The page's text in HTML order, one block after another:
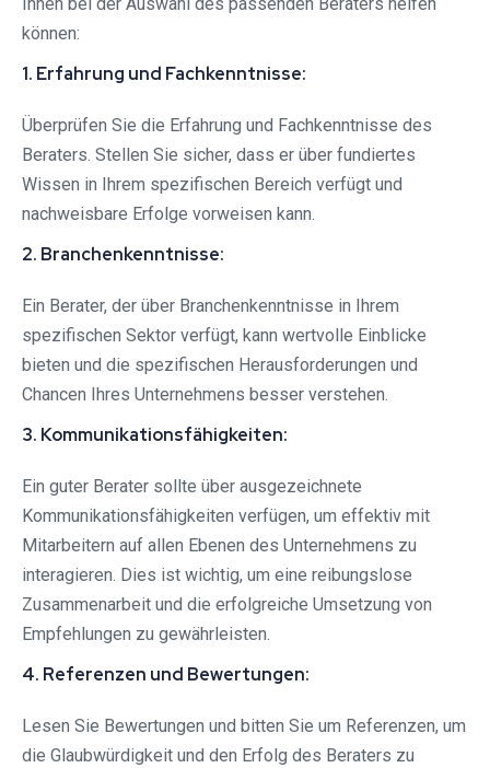
können:
1. Erfahrung und Fachkenntnisse:
Überprüfen Sie die Erfahrung und Fachkenntnisse des
Beraters. Stellen Sie sicher, dass er über fundiertes
Wissen in Ihrem spezifischen Bereich verfügt und
nachweisbare Erfolge vorweisen kann.
2. Branchenkenntnisse:
Ein Berater, der über Branchenkenntnisse in Ihrem
spezifischen Sektor verfügt, kann wertvolle Einblicke
bieten und die spezifischen Herausforderungen und
Chancen Ihres Unternehmens besser verstehen.
3. Kommunikationsfähigkeiten:
Ein guter Berater sollte über ausgezeichnete
Kommunikationsfähigkeiten verfügen, um effektiv mit
Mitarbeitern auf allen Ebenen des Unternehmens zu
interagieren. Dies ist wichtig, um eine reibungslose
Zusammenarbeit und die erfolgreiche Umsetzung von
Empfehlungen zu gewährleisten.
4. Referenzen und Bewertungen:
Lesen Sie Bewertungen und bitten Sie um Referenzen, um
die Glaubwürdigkeit und den Erfolg des Beraters zu